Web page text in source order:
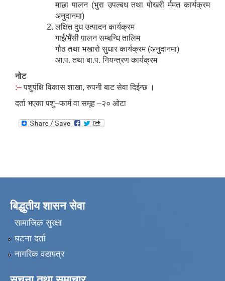
माछा पालन (भुरा उपल्बध तथा पोखरी र्ममत कार्यक्रम
अनुदानमा)
लक्षित दुध उत्पादन कार्यक्रम
गाई/भैँसी पालन सम्बन्धि तालिम
गौठ तथा भखारो सुधार कार्यक्रम (अनुदानमा)
आ.प. तथा बा.प. नियन्त्रण कार्यक्रम
नोट
:–पशुपंक्षि विकास शाखा, रुपनी बाट सेवा दिईन्छ ।
दर्ता भएका पशु–फार्म वा समूह –२० ओटा
बिद्धुतीय शासन सेवा
सामाजिक सुरक्षा
घटना दर्ता
नागरिक वडापत्र